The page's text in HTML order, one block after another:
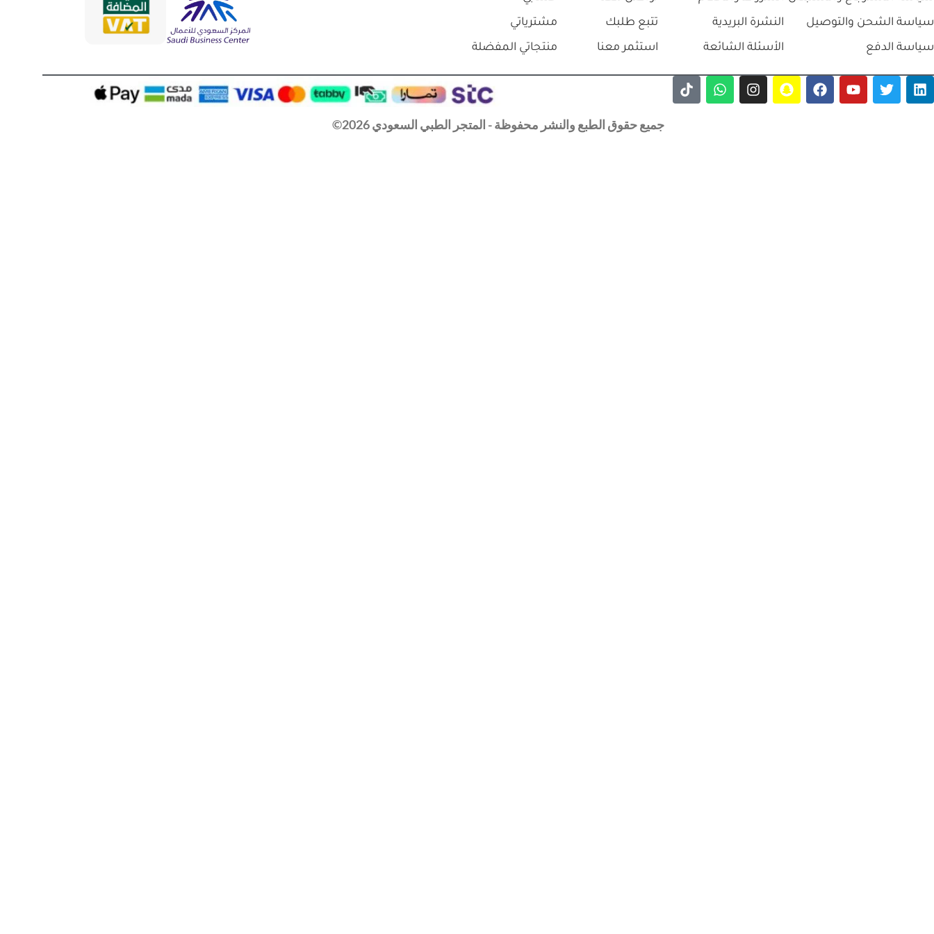
سياسة الشحن والتوصيل
سياسة الدفع
النشرة البريدية
الأسئلة الشائعة
تتبع طلبك
استثمر معنا
مشترياتي
منتجاتي المفضلة
جميع حقوق الطبع والنشر محفوظة - المتجر الطبي السعودي 2026©